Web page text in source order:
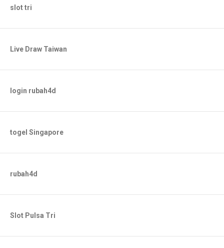
slot tri
Live Draw Taiwan
login rubah4d
togel Singapore
rubah4d
Slot Pulsa Tri